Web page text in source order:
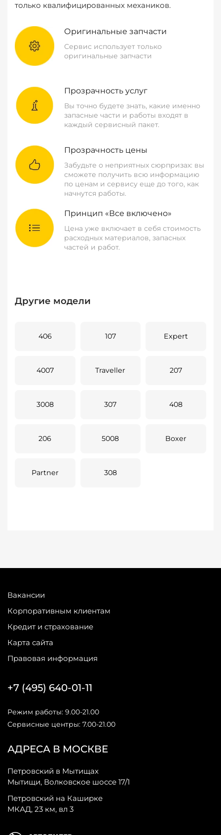
только квалифицированных механиков.
Оригинальные запчасти
Сервис использует только
оригинальные запчасти
Прозрачность услуг
Вы точно будете знать, какие именно
запасные части и работы входят в
каждый сервисный пакет.
Прозрачность цены
Забудьте о неприятных сюрпризах: вы
сможете получить всю информацию
по ценам и сервису еще до того, как
начнутся работы.
Принцип «Все включено»
Цена уже включает в себя стоимость
расходных материалов, запасных
частей и работ.
Другие модели
406 107 Expert
4007 Traveller 207
3008 307 408
206 5008 Boxer
Partner 308
Вакансии
Корпоративным клиентам
Кредит и страхование
Карта сайта
Правовая информация
АДРЕСА В МОСКВЕ
Петровский в Мытищах
Мытищи, Волковское шоссе 17/1
Петровский на Каширке
МКАД, 23 км, вл 3
+7 (495) 640-01-11
Режим работы: 9.00-21.00
Сервисные центры: 7.00-21.00